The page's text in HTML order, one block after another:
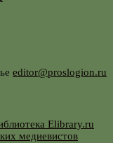
editor@proslogion.ru
Elibrary.ru
медиевистов